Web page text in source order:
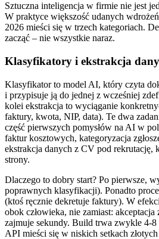
Sztuczna inteligencja w firmie nie jest
W praktyce większość udanych
2026 mieści się w trzech kategoriach.
zacząć – nie wszystkie naraz.
Klasyfikatory i ekstrakcja
Klasyfikator to model AI, który czyta
i przypisuje ją do jednej z wcześniej
kolei ekstrakcja to wyciąganie
faktury, kwota, NIP, data). Te dwa
część pierwszych pomysłów na AI w
faktur kosztowych, kategoryzacja
ekstrakcja danych z CV pod rekrutację,
strony.
Dlaczego to dobry start? Po pierwsze,
poprawnych klasyfikacji). Ponadto
(ktoś ręcznie dekretuje faktury). W
obok człowieka, nie zamiast:
zajmuje sekundy. Build trwa zwykle 4-
API mieści się w niskich setkach